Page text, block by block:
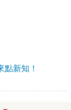
點新知！